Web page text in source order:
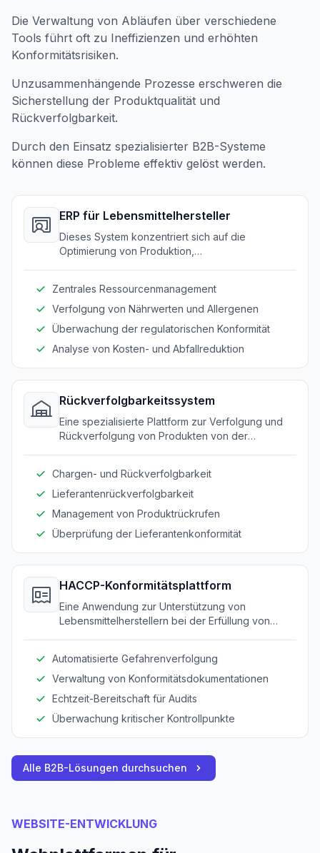
Die Verwaltung von Abläufen über verschiedene
Tools führt oft zu Ineffizienzen und erhöhten
Konformitätsrisiken.
Unzusammenhängende Prozesse erschweren die
Sicherstellung der Produktqualität und
Rückverfolgbarkeit.
Durch den Einsatz spezialisierter B2B-Systeme
können diese Probleme effektiv gelöst werden.
ERP für Lebensmittelhersteller
Dieses System konzentriert sich auf die
Optimierung von Produktion,
Geschäftsprozesse zur Effizienzsteigerung und
gewährleistet Konformität.
Zentrales Ressourcenmanagement
Verfolgung von Nährwerten und Allergenen
Überwachung der regulatorischen Konformität
Analyse von Kosten- und Abfallreduktion
Rückverfolgbarkeitssystem
Eine spezialisierte Plattform zur Verfolgung und
Rückverfolgung von Produkten von der
Verantwortlichkeit in der gesamten Lieferkette.
Chargen- und Rückverfolgbarkeit
Lieferantenrückverfolgbarkeit
Management von Produktrückrufen
Überprüfung der Lieferantenkonformität
HACCP-Konformitätsplattform
Eine Anwendung zur Unterstützung von
Lebensmittelherstellern bei der Erfüllung von
Kontrollpunkte.
Automatisierte Gefahrenverfolgung
Verwaltung von Konformitätsdokumentationen
Echtzeit-Bereitschaft für Audits
Überwachung kritischer Kontrollpunkte
Alle B2B-Lösungen durchsuchen
WEBSITE-ENTWICKLUNG